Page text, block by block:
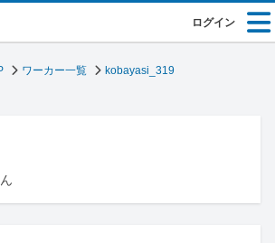
ログイン
ワーカー一覧 kobayasi_319